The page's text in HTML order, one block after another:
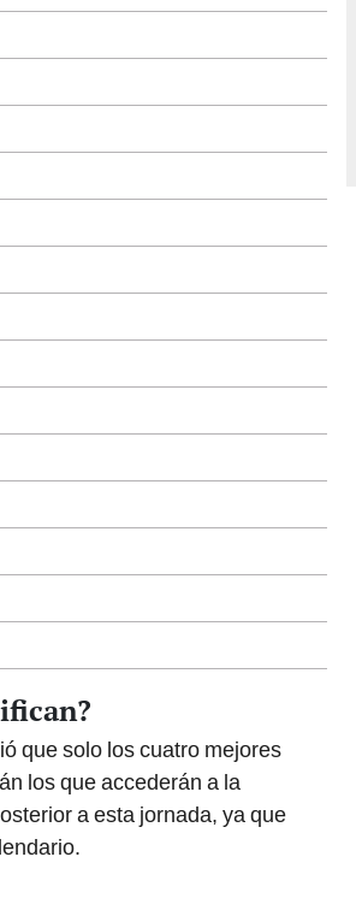
que solo los cuatro mejores
los que accederán a la
a esta jornada, ya que